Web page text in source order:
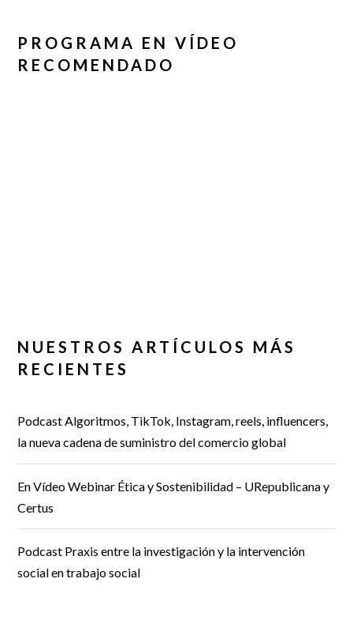
PROGRAMA EN VÍDEO
RECOMENDADO
NUESTROS ARTÍCULOS MÁS
RECIENTES
Podcast Algoritmos, TikTok, Instagram, reels, influencers,
la nueva cadena de suministro del comercio global
En Vídeo Webinar Ética y Sostenibilidad – URepublicana y
Certus
Podcast Praxis entre la investigación y la intervención
social en trabajo social